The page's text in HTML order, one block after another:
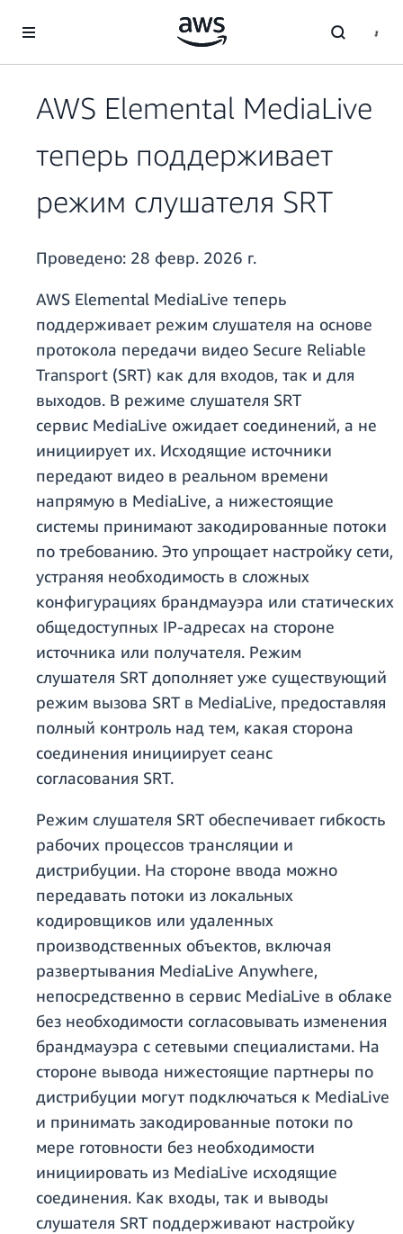
Перейти к главному контенту
AWS Elemental MediaLive
теперь поддерживает
режим слушателя SRT
Проведено: 28 февр. 2026 г.
AWS Elemental MediaLive теперь
поддерживает режим слушателя на основе
протокола передачи видео Secure Reliable
Transport (SRT) как для входов, так и для
выходов. В режиме слушателя SRT
сервис MediaLive ожидает соединений, а не
инициирует их. Исходящие источники
передают видео в реальном времени
напрямую в MediaLive, а нижестоящие
системы принимают закодированные потоки
по требованию. Это упрощает настройку сети,
устраняя необходимость в сложных
конфигурациях брандмауэра или статических
общедоступных IP-адресах на стороне
источника или получателя. Режим
слушателя SRT дополняет уже существующий
режим вызова SRT в MediaLive, предоставляя
полный контроль над тем, какая сторона
соединения инициирует сеанс
согласования SRT.
Режим слушателя SRT обеспечивает гибкость
рабочих процессов трансляции и
дистрибуции. На стороне ввода можно
передавать потоки из локальных
кодировщиков или удаленных
производственных объектов, включая
развертывания MediaLive Anywhere,
непосредственно в сервис MediaLive в облаке
без необходимости согласовывать изменения
брандмауэра с сетевыми специалистами. На
стороне вывода нижестоящие партнеры по
дистрибуции могут подключаться к MediaLive
и принимать закодированные потоки по
мере готовности без необходимости
инициировать из MediaLive исходящие
соединения. Как входы, так и выводы
слушателя SRT поддерживают настройку